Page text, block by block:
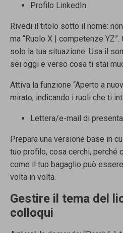
Profilo LinkedIn
Rivedi il titolo sotto il nome:
ma “Ruolo X | competenze
solo la tua situazione. Usa il
sei oggi e verso cosa ti stai
Attiva la funzione “Aperto a
mirato, indicando i ruoli che ti
Lettera/e-mail di
Prepara una versione base in
tuo profilo, cosa cerchi, perché
come il tuo bagaglio può
volta in volta.
Gestire il tema del
colloqui